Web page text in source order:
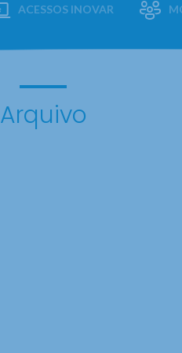
ACESSOS INOVAR
Arquivo